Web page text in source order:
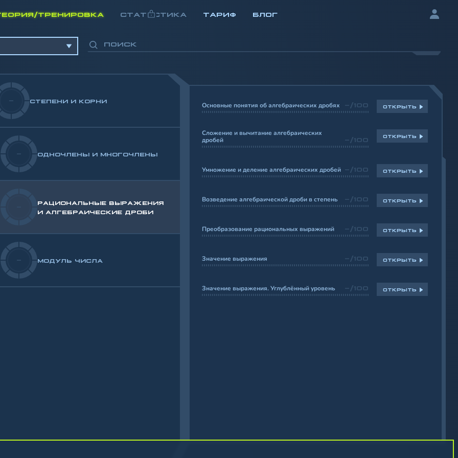
ТРЕНИРОВКА СТАТИСТИКА ТАРИФ БЛОГ
- СТЕПЕНИ И КОРНИ
- ОДНОЧЛЕНЫ И МНОГОЧЛЕНЫ
РАЦИОНАЛЬНЫЕ ВЫРАЖЕНИЯ
И АЛГЕБРАИЧЕСКИЕ ДРОБИ
- МОДУЛЬ ЧИСЛА
Основные понятия об алгебраических дробях -/100 ОТКРЫТЬ
Сложение и вычитание алгебраических
дробей
-/100
ОТКРЫТЬ
Умножение и деление алгебраических дробей -/100 ОТКРЫТЬ
Возведение алгебраической дроби в степень -/100 ОТКРЫТЬ
Преобразование рациональных выражений -/100 ОТКРЫТЬ
Значение выражения -/100 ОТКРЫТЬ
Значение выражения. Углублённый уровень -/100 ОТКРЫТЬ